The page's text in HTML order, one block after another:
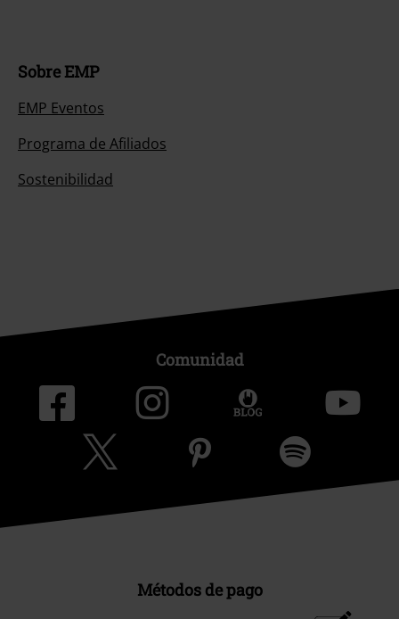
Sobre EMP
EMP Eventos
Programa de Afiliados
Sostenibilidad
Comunidad
Métodos de pago